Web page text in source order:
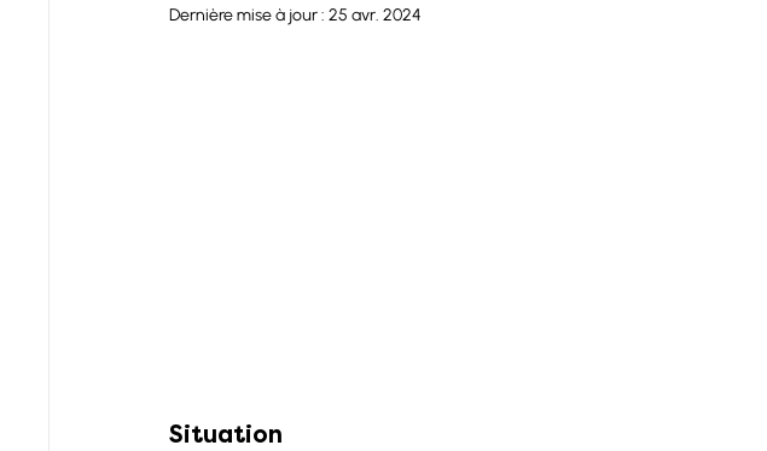
Dernière mise à jour : 25 avr. 2024
Situation